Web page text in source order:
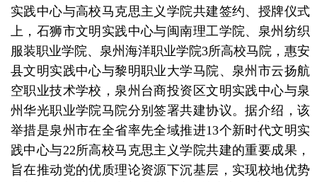
实践中心与高校马克思主义学院共建签约、授牌仪式
上，石狮市文明实践中心与闽南理工学院、泉州纺织
服装职业学院、泉州海洋职业学院3所高校马院，惠安
县文明实践中心与黎明职业大学马院、泉州市云扬航
空职业技术学校，泉州台商投资区文明实践中心与泉
州华光职业学院马院分别签署共建协议。据介绍，该
举措是泉州市在全省率先全域推进13个新时代文明实
践中心与22所高校马克思主义学院共建的重要成果，
旨在推动党的优质理论资源下沉基层，实现校地优势